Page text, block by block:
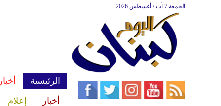
الجمعة 7 آب / أغسطس 2026
الرئيسية
أخبار
إعلام